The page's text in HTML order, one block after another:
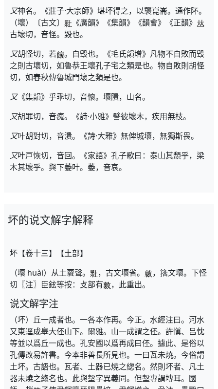
又神名。《莊子·大宗師》堪坏得之，以襲崑崙。通作阫。
（壞）〔古文〕
《廣韻》《集韻》《韻會》《正韻》
古壞切，音怪。毀也。
又胡怪切，若
。自毀也。《毛氏韻增》凡物不自敗而毀
之則古壞切，如魯恭王壞孔子宅之類是也。物自敗則胡怪
切，如春秋傳魯城門壞之類是也。
又《集韻》乎乖切，音懷。壞隤，山名。
又胡罪切，音瘣。《詩·小雅》譬彼壞木，疾用無枝。
又叶胡對切，音潰。《詩·大雅》無俾城壞，無獨斯畏。
又叶戸恢切，音回。《家語》孔子歌曰：泰山其頹乎，梁
木其壞乎。與下萎叶。萎，音哀。
坏的说文解字解释
坏【卷十三】【土部】
（壞 huài）从土褱聲。
，古文壞省。
，籒文壞。下怪
切〖注〗臣鉉等按：攴部有
，此重出。
说文解字注
（坏）丘一成者也。一各本作再。今正。水經注曰。河水
又東逕成皋大伾山下。爾雅。山一成謂之伾。許愼、吕忱
等並以爲丘一成也。孔安國以爲再成曰伾。據此、是俗以
孔傳改易許書。今本非善長所見也。一曰瓦未燒。今俗謂
土坏。古語也。瓦者、土器已燒之緫名。然則坏者、凡土
器未燒之緫名也。此與墼字異義同。但墼專謂塼耳。國